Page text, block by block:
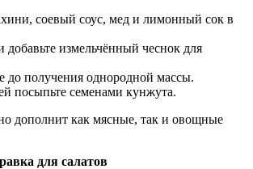
соевый соус, мед и лимонный сок в
измельчённый чеснок для
до получения однородной массы.
посыпьте семенами кунжута.
дополнит как мясные, так и овощные
для салатов